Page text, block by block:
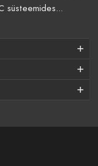
süsteemides...